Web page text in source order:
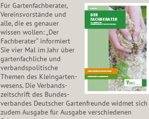
Für Gartenfachberater,
Vereinsvorstände und
alle, die es genauer
wissen wollen: „Der
Fachberater“ informiert
Sie vier Mal im Jahr über
gartenfachliche und
verbandspolitische
Themen des Klein­gar­ten­
wesens. Die Ver­bands­
zeit­schrift des Bun­des­
ver­ban­des Deutscher Gartenfreunde widmet sich
zudem Ausgabe für Ausgabe verschiedenen